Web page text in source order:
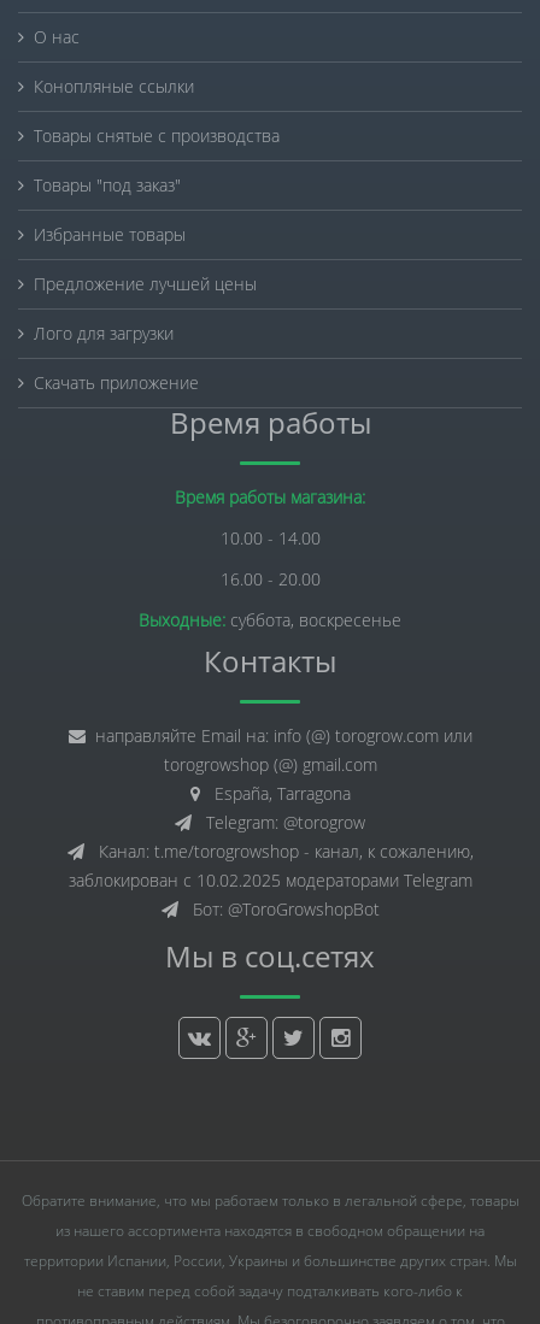
О нас
Конопляные ссылки
Товары снятые с производства
Товары "под заказ"
Избранные товары
Предложение лучшей цены
Лого для загрузки
Скачать приложение
Время работы
Время работы магазина:
10.00 - 14.00
16.00 - 20.00
Выходные: суббота, воскресенье
Контакты
направляйте Email на: info (@) torogrow.com или
torogrowshop (@) gmail.com
España, Tarragona
Telegram: @torogrow
Канал: t.me/torogrowshop - канал, к сожалению,
заблокирован с 10.02.2025 модераторами Telegram
Бот: @ToroGrowshopBot
Мы в соц.сетях
Обратите внимание, что мы работаем только в легальной сфере, товары
из нашего ассортимента находятся в свободном обращении на
территории Испании, России, Украины и большинстве других стран. Мы
не ставим перед собой задачу подталкивать кого-либо к